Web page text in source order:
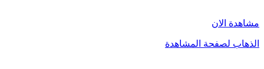
مشاهدة الان
الذهاب لصفحة المشاهدة